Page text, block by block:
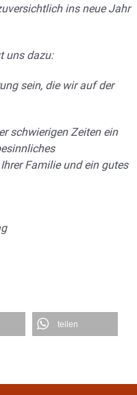
ins neue Jahr
uns dazu:
sein, die wir auf der
schwierigen Zeiten ein
Familie und ein gutes
teilen